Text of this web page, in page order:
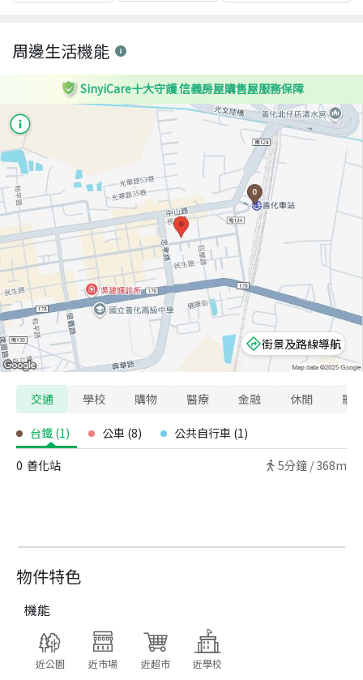
物件特色
機能
近公園 近市場 近超市 近學校
周邊生活機能
SinyiCare十大守護 信義房屋購售屋服務保障
街景及路線導航
交通 學校 購物 醫療 金融 休閒 寵
台鐵 (1) 公車 (8) 公共自行車 (1)
0 善化站 5分鐘 / 368m